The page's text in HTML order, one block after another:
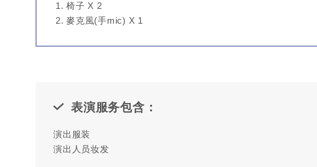
椅子 X 2
麥克風(手mic) X 1
表演服务包含：
演出服装
演出人员妆发